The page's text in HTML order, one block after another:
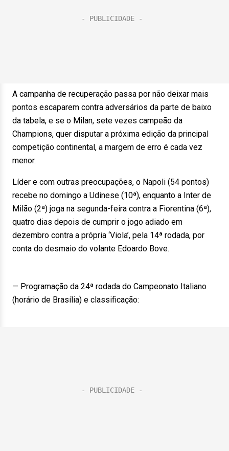
A campanha de recuperação passa por não deixar mais
pontos escaparem contra adversários da parte de baixo
da tabela, e se o Milan, sete vezes campeão da
Champions, quer disputar a próxima edição da principal
competição continental, a margem de erro é cada vez
menor.
Líder e com outras preocupações, o Napoli (54 pontos)
recebe no domingo a Udinese (10ª), enquanto a Inter de
Milão (2ª) joga na segunda-feira contra a Fiorentina (6ª),
quatro dias depois de cumprir o jogo adiado em
dezembro contra a própria ‘Viola’, pela 14ª rodada, por
conta do desmaio do volante Edoardo Bove.
— Programação da 24ª rodada do Campeonato Italiano
(horário de Brasília) e classificação: